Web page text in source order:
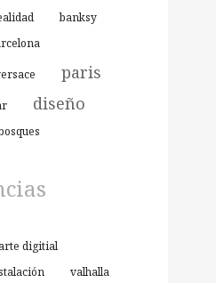
banksy
paris
diseño
arte digitial
valhalla